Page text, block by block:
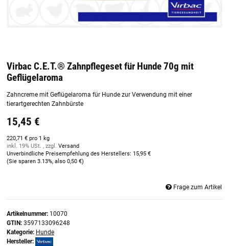
Virbac C.E.T.® Zahnpflegeset für Hunde 70g mit
Geflügelaroma
Zahncreme mit Geflügelaroma für Hunde zur Verwendung mit einer
tierartgerechten Zahnbürste
15,45 €
220,71 € pro 1 kg
inkl. 19% USt. , zzgl. Versand
Unverbindliche Preisempfehlung des Herstellers: 15,95 €
(Sie sparen 3.13%, also 0,50 €)
Frage zum Artikel
Artikelnummer: 10070
GTIN: 3597133096248
Kategorie: Hunde
Hersteller: